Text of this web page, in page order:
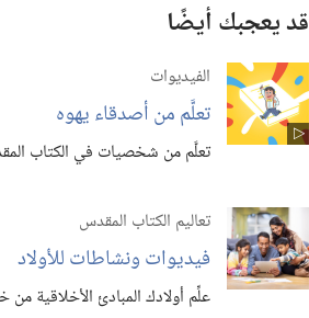
قد يعجبك أيضًا
الفيديوات
تعلَّم من أصدقاء يهوه
تعلَّم من شخصيات في الكتاب
تعاليم الكتاب المقدس
فيديوات ونشاطات للأولاد
علِّم أولادك المبادئ الأخلاقية